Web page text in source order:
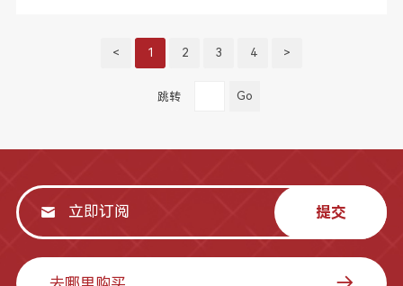
< 1 2 3 4 >
跳转 Go
提交